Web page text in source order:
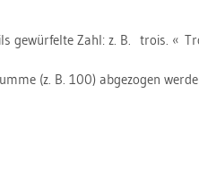
ge­wür­fel­te Zahl: z. B. trois. «
(z. B. 100) ab­ge­zo­gen